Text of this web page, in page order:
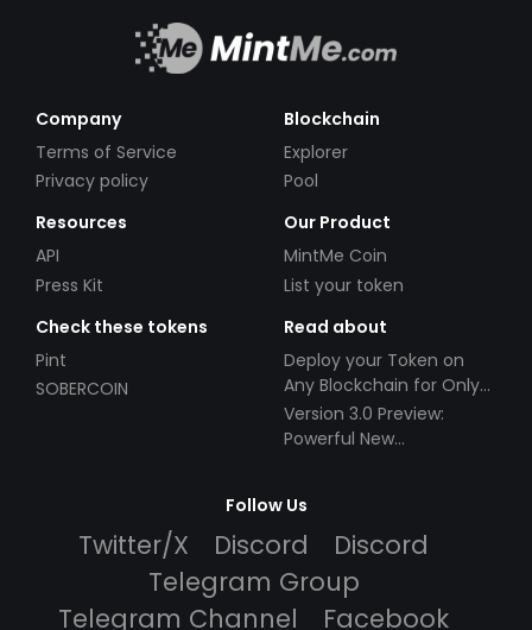
Company
Terms of Service
Privacy policy
Blockchain
Explorer
Pool
Resources
API
Press Kit
Our Product
MintMe Coin
List your token
Check these tokens
Pint
SOBERCOIN
Read about
Deploy your Token on
Any Blockchain for Only
$49!
Version 3.0 Preview:
Powerful New
Follow Us
Twitter/X Discord
Discord
Telegram Group
Telegram Channel
Facebook